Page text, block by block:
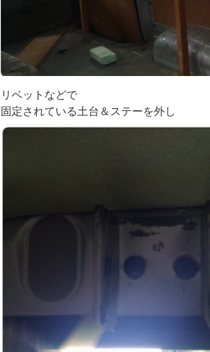
リベットなどで
固定されている土台＆ステーを外し